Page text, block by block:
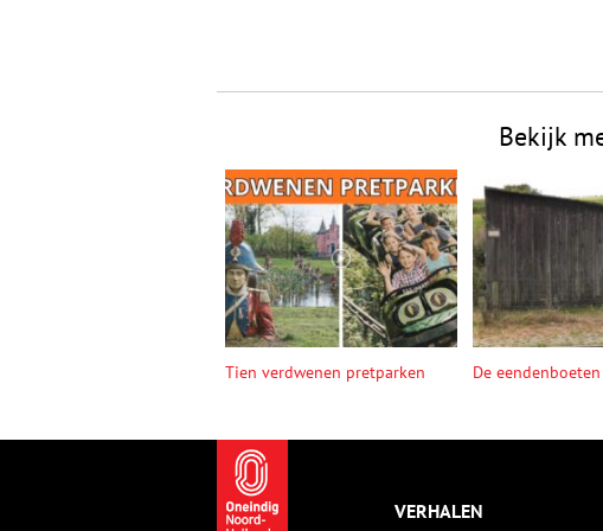
Bekijk
Tien verdwenen pretparken De
VERHALEN